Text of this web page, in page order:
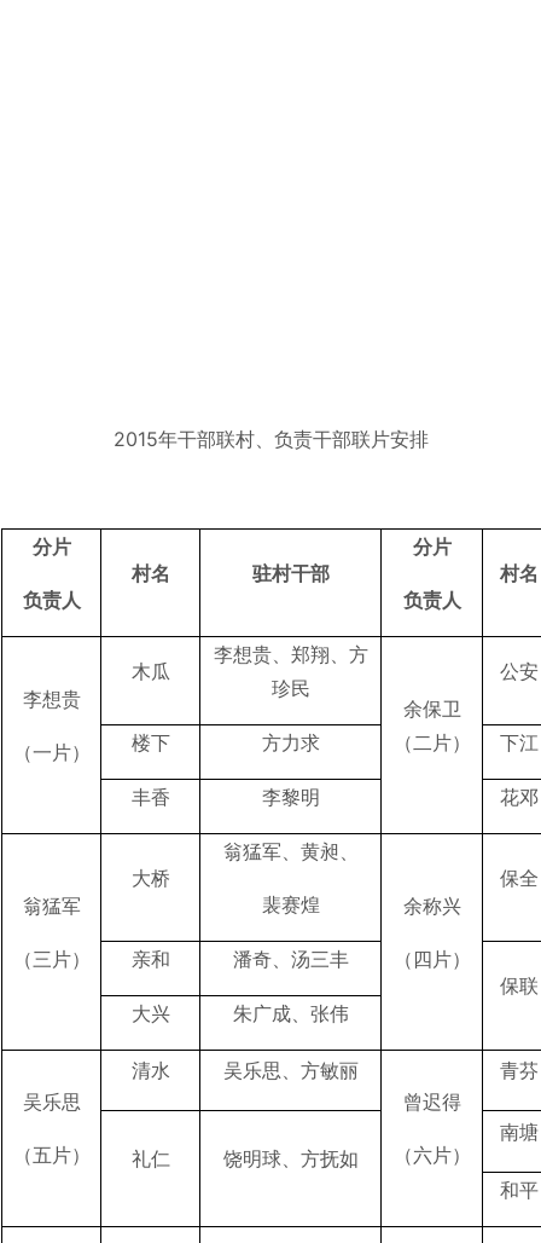
2015年干部联村、负责干部联片安排
分片
负责人
村名 驻村干部
分片
负责人
村名
李想贵
（一片）
木瓜
李想贵、郑翔、方
珍民
余保卫
（二片）
公安
楼下 方力求 下江
丰香 李黎明 花邓
翁猛军
（三片）
大桥
翁猛军、黄昶、
裴赛煌 余称兴
（四片）
保全
亲和
潘奇、汤三丰
保联
大兴
朱广成、张伟
吴乐思
（五片）
清水
吴乐思、方敏丽
曾迟得
（六片）
青芬
礼仁 饶明球、方抚如
南塘
和平